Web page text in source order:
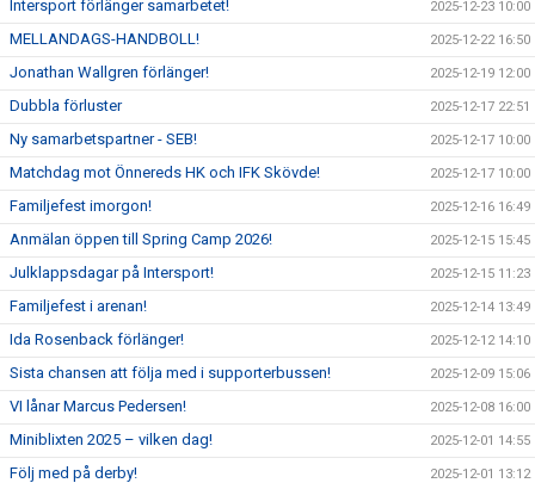
Intersport förlänger samarbetet! 2025-12-23 10:00
MELLANDAGS-HANDBOLL! 2025-12-22 16:50
Jonathan Wallgren förlänger! 2025-12-19 12:00
Dubbla förluster 2025-12-17 22:51
Ny samarbetspartner - SEB! 2025-12-17 10:00
Matchdag mot Önnereds HK och IFK Skövde! 2025-12-17 10:00
Familjefest imorgon! 2025-12-16 16:49
Anmälan öppen till Spring Camp 2026! 2025-12-15 15:45
Julklappsdagar på Intersport! 2025-12-15 11:23
Familjefest i arenan! 2025-12-14 13:49
Ida Rosenback förlänger! 2025-12-12 14:10
Sista chansen att följa med i supporterbussen! 2025-12-09 15:06
VI lånar Marcus Pedersen! 2025-12-08 16:00
Miniblixten 2025 – vilken dag! 2025-12-01 14:55
Följ med på derby! 2025-12-01 13:12